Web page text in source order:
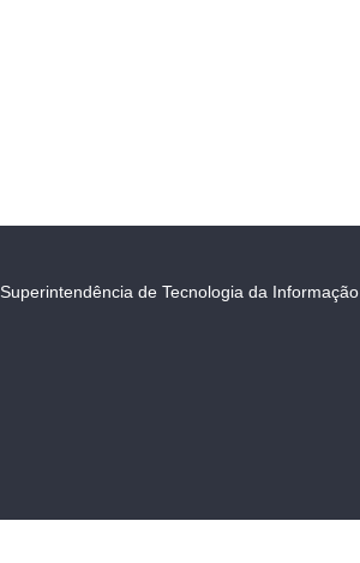
Superintendência de Tecnologia da Informação